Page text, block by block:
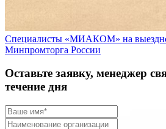
Специалисты «МИАКОМ» на
Минпромторга России
Оставьте заявку, менеджер
течение дня